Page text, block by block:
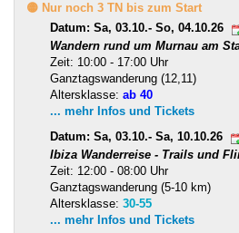
🟡 Nur noch 3 TN bis zum Start
Datum: Sa, 03.10.- So, 04.10.26
Wandern rund um Murnau am
Zeit: 10:00 - 17:00 Uhr
Ganztagswanderung (12,11)
Altersklasse: ab 40
... mehr Infos und Tickets
Datum: Sa, 03.10.- Sa, 10.10.26
Ibiza Wanderreise - Trails und
Zeit: 12:00 - 08:00 Uhr
Ganztagswanderung (5-10 km)
Altersklasse: 30-55
... mehr Infos und Tickets